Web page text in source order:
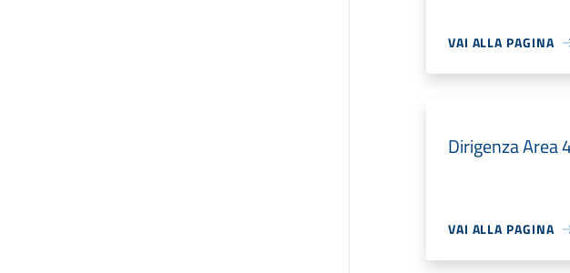
VAI ALLA PAGINA
Dirigenza Area
VAI ALLA PAGINA